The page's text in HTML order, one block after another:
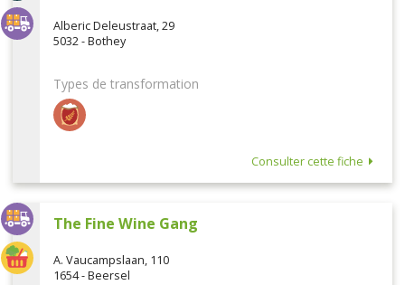
Alberic Deleustraat, 29
5032 - Bothey
Types de transformation
Consulter cette fiche
The Fine Wine Gang
A. Vaucampslaan, 110
1654 - Beersel